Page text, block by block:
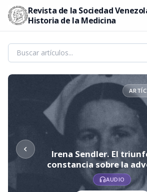
Revista de la Sociedad
Historia de la Medicina
Irena Sendler. El
constancia sobre la
headphonesAUDIO
chevron_left